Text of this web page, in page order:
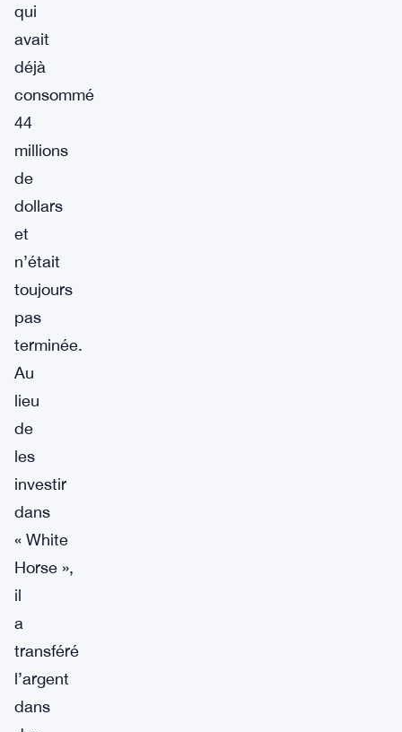
qui
avait
déjà
consommé
44
millions
de
dollars
et
n’était
toujours
pas
terminée.
Au
lieu
de
les
investir
dans
« White
Horse »,
il
a
transféré
l’argent
dans